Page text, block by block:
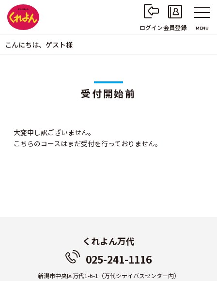
ログイン会員登録 MENU
こんにちは、ゲスト様
受付開始前
大変申し訳ございません。
こちらのコースはまだ受付を行っておりません。
くれよん万代
025-241-1116
新潟市中央区万代1-6-1 （万代シテイバスセンター内）